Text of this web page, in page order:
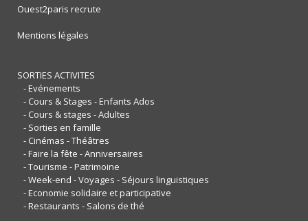
Ouest2paris recrute
Mentions légales
SORTIES ACTIVITES
- Evénements
- Cours & Stages - Enfants Ados
- Cours & stages - Adultes
- Sorties en famille
- Cinémas - Théâtres
- Faire la fête - Anniversaires
- Tourisme - Patrimoine
- Week-end - Voyages - Séjours linguistiques
- Economie solidaire et participative
- Restaurants - Salons de thé